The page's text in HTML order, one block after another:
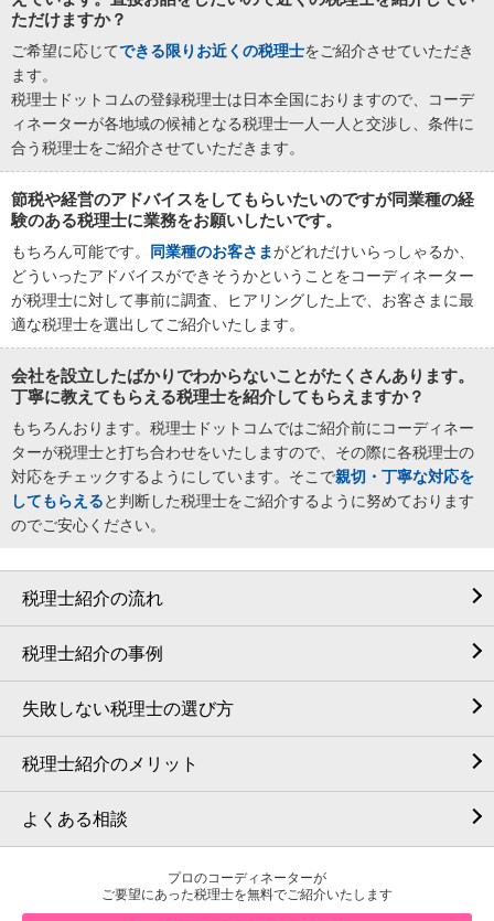
ただけますか？
ご希望に応じてできる限りお近くの税理士をご紹介させていただき
ます。
税理士ドットコムの登録税理士は日本全国におりますので、コーデ
ィネーターが各地域の候補となる税理士一人一人と交渉し、条件に
合う税理士をご紹介させていただきます。
節税や経営のアドバイスをしてもらいたいのですが同業種の経
験のある税理士に業務をお願いしたいです。
もちろん可能です。 同業種のお客さまがどれだけいらっしゃるか、
どういったアドバイスができそうかということをコーディネーター
が税理士に対して事前に調査、ヒアリングした上で、お客さまに最
適な税理士を選出してご紹介いたします。
会社を設立したばかりでわからないことがたくさんあります。
丁寧に教えてもらえる税理士を紹介してもらえますか？
もちろんおります。税理士ドットコムではご紹介前にコーディネー
ターが税理士と打ち合わせをいたしますので、その際に各税理士の
対応をチェックするようにしています。そこで親切・丁寧な対応を
してもらえると判断した税理士をご紹介するように努めております
のでご安心ください。
税理士紹介の流れ
税理士紹介の事例
失敗しない税理士の選び方
税理士紹介のメリット
よくある相談
プロのコーディネーターが
ご要望にあった税理士を無料でご紹介いたします